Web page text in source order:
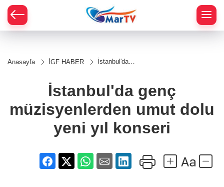
Anasayfa İGF HABER
İstanbul'da
umut dolu yeni
yıl konseri
İstanbul'da genç
müzisyenlerden umut dolu
yeni yıl konseri